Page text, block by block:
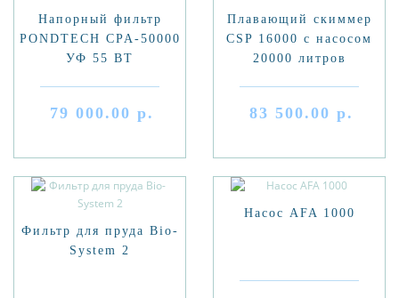
Напорный фильтр
PONDTECH CPA-50000
УФ 55 ВТ
79 000.00 р.
Плавающий скиммер
CSP 16000 с насосом
20000 литров
83 500.00 р.
Фильтр для пруда Bio-
System 2
Насос AFA 1000